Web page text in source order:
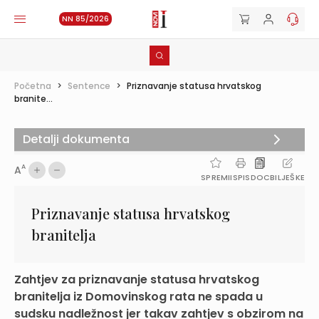
NN 85/2026
Početna > Sentence > Priznavanje statusa hrvatskog
branite...
AA
SPREMIISPISDOCBILJEŠKE
Priznavanje statusa hrvatskog
branitelja
Zahtjev za priznavanje statusa hrvatskog
branitelja iz Domovinskog rata ne spada u
sudsku nadležnost jer takav zahtjev s obzirom na
Detalji dokumenta